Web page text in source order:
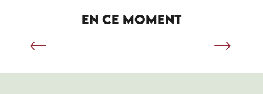
EN CE MOMENT